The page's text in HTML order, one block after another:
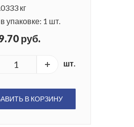
кг
упаковке: 1 шт.
руб.
шт.
В КОРЗИНУ